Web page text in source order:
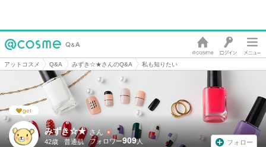
アットコスメ Q&A みずき☆★さんのQ&A 私も知りたい
みずき☆★ さん
42歳 普通肌 909 フォロー
get